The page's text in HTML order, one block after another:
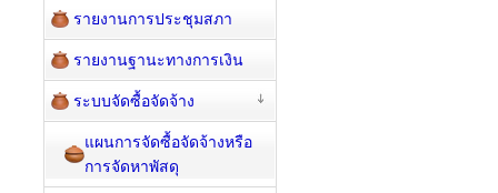
รายงานการประชุมสภา
รายงานฐานะทางการเงิน
ระบบจัดซื้อจัดจ้าง
แผนการจัดซื้อจัดจ้างหรือ
การจัดหาพัสดุ